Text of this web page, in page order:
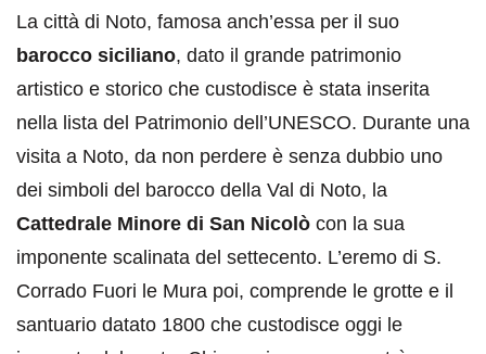
La città di Noto, famosa anch’essa per il suo
barocco siciliano, dato il grande patrimonio
artistico e storico che custodisce è stata inserita
nella lista del Patrimonio dell’UNESCO. Durante una
visita a Noto, da non perdere è senza dubbio uno
dei simboli del barocco della Val di Noto, la
Cattedrale Minore di San Nicolò con la sua
imponente scalinata del settecento. L’eremo di S.
Corrado Fuori le Mura poi, comprende le grotte e il
santuario datato 1800 che custodisce oggi le